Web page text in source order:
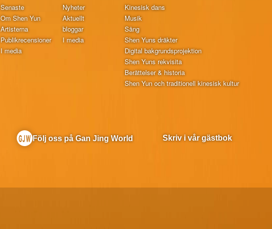
Senaste
Om Shen Yun
Artisterna
Publikrecensioner
I media
Nyheter
Aktuellt
bloggar
I media
Kinesisk dans
Musik
Sång
Shen Yuns dräkter
Digital bakgrundsprojektion
Shen Yuns rekvisita
Berättelser & historia
Shen Yun och traditionell kinesisk kultur
Följ oss på Gan Jing World Skriv i vår gästbok